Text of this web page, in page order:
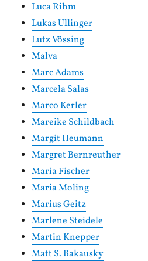
Luca Rihm
Lukas Ullinger
Lutz Vössing
Malva
Marc Adams
Marcela Salas
Marco Kerler
Mareike Schildbach
Margit Heumann
Margret Bernreuther
Maria Fischer
Maria Moling
Marius Geitz
Marlene Steidele
Martin Knepper
Matt S. Bakausky